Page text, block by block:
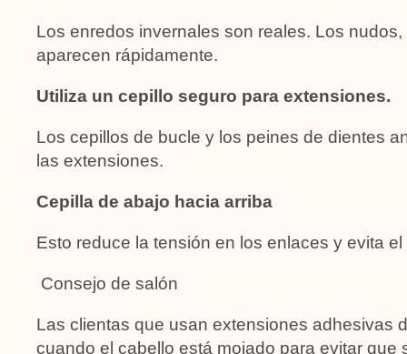
Los enredos invernales son reales. Los
aparecen rápidamente.
Utiliza un cepillo seguro para extensiones.
Los cepillos de bucle y los peines de dientes
las extensiones.
Cepilla de abajo hacia arriba
Esto reduce la tensión en los enlaces y evita
Consejo de salón
Las clientas que usan extensiones adhesivas
cuando el cabello está mojado para evitar